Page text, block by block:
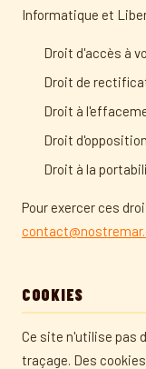
Informatique et
Droit d'accès à
Droit de
Droit à
Droit
Droit à la
Pour exercer ces
COOKIES
Ce site n'utilise pas
traçage. Des